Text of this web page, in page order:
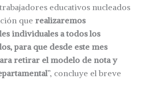
educativos nucleados
que realizaremos
individuales a todos los
para que desde este mes
retirar el modelo de nota y
”, concluye el breve